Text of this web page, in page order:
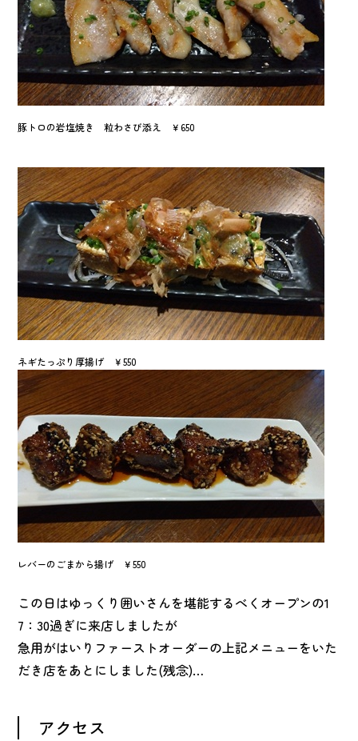
豚トロの岩塩焼き 粒わさび添え ￥650
ネギたっぷり厚揚げ ￥550
レバーのごまから揚げ ￥550
この日はゆっくり囲いさんを堪能するべくオープンの1
7：30過ぎに来店しましたが
急用がはいりファーストオーダーの上記メニューをいた
だき店をあとにしました(残念)…
アクセス